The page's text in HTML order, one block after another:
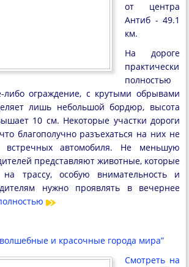
от центра
Антиб - 49.1
км.
На дороге
практически
полностью
либо ограждение, с крутыми обрывами
лишь небольшой бордюр, высота
10 см. Некоторые участки дороги
благополучно разъехаться на них не
встречных автомобиля. Не меньшую
представляют животные, которые
трассу, особую внимательность и
нужно проявлять в вечернее
и красочные города мира”
Смотреть на